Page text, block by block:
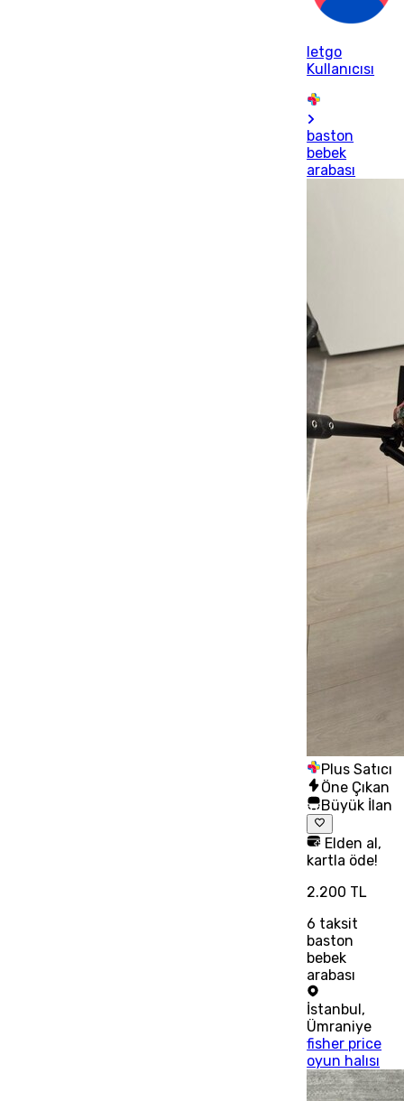
letgo
Kullanıcısı
baston
bebek
arabası
Plus Satıcı
Öne Çıkan
Büyük İlan
Elden al,
kartla öde!
2.200 TL
6 taksit
baston
bebek
arabası
İstanbul ,
Ümraniye
fisher price
oyun halısı